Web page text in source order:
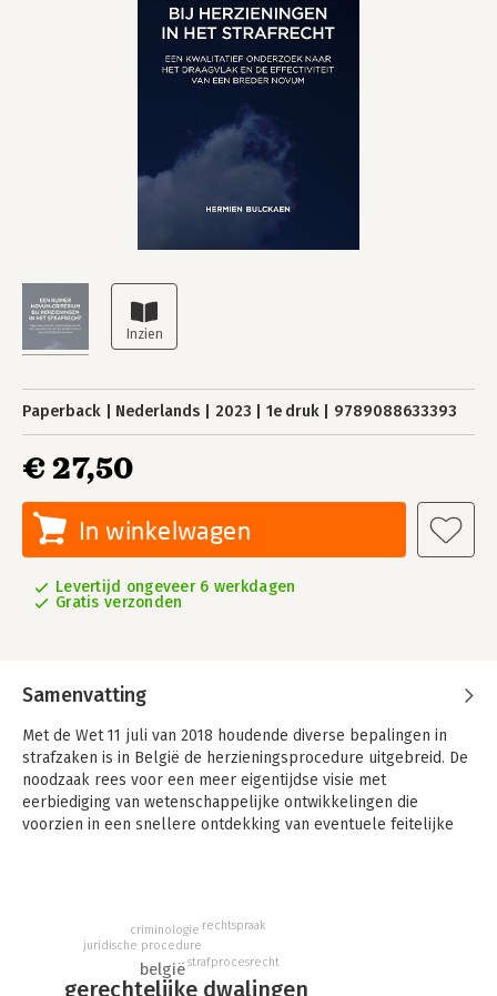
Paperback Nederlands 2023 1e druk 9789088633393
€ 27,50
In winkelwagen
Levertijd ongeveer 6 werkdagen
Gratis verzonden
Samenvatting
Met de Wet 11 juli van 2018 houdende diverse bepalingen in
strafzaken is in België de herzieningsprocedure uitgebreid. De
noodzaak rees voor een meer eigentijdse visie met
eerbiediging van wetenschappelijke ontwikkelingen die
voorzien in een snellere ontdekking van eventuele feitelijke
versus rechtvaardigheid) bij te sturen.
De Belgische wetgever haalde daarvoor inspiratie uit
gerechtelijke dwalingen
belgiëstrafprocesrecht
juridische procedure
criminologie rechtspraak